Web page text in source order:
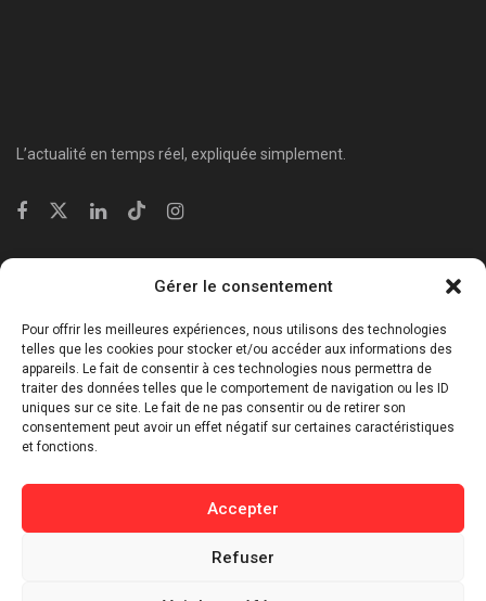
Gérer le consentement
Pour offrir les meilleures expériences, nous utilisons des technologies
telles que les cookies pour stocker et/ou accéder aux informations des
appareils. Le fait de consentir à ces technologies nous permettra de
traiter des données telles que le comportement de navigation ou les ID
uniques sur ce site. Le fait de ne pas consentir ou de retirer son
consentement peut avoir un effet négatif sur certaines caractéristiques
et fonctions.
Accepter
Refuser
L’actualité en temps réel, expliquée simplement.
Économie & Business
⁠Culture & Divertissement
⁠Tech & Innovation
Sport
Buzz / Insolite
Informations